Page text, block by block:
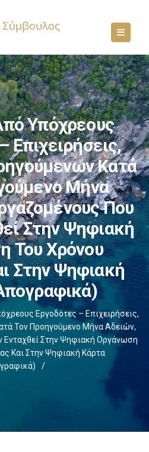
Υπόχρεους
Επιχειρήσεις,
Κατά
Μήνα
Που
Στην Ψηφιακή
Του Χρόνου
Στην Ψηφιακή
Εργοδότες – Επιχειρήσεις,
Τον Προηγούμενο Μήνα Αδειών,
Ενταχθεί Στην Ψηφιακή Οργάνωση
Και Στην Ψηφιακή Κάρτα
/